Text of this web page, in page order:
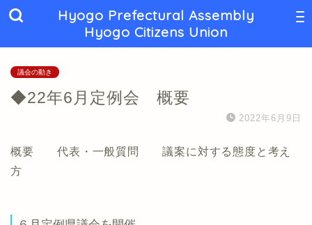
Hyogo Prefectural Assembly
Hyogo Citizens Union
議会の動き
◆22年6月定例会 概要
2022年6月9日
概要 代表・一般質問 議案に対する態度と考え
方